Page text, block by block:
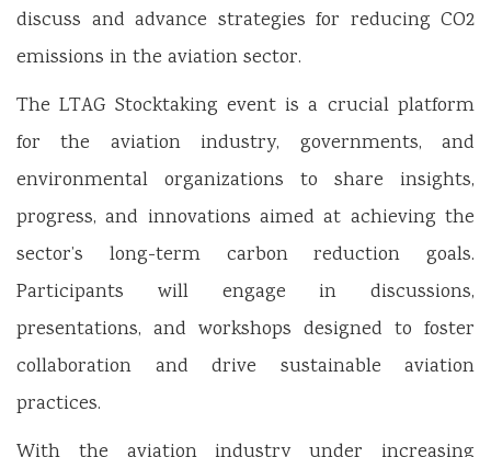
discuss and advance strategies for reducing CO2
emissions in the aviation sector.
The LTAG Stocktaking event is a crucial platform
for the aviation industry, governments, and
environmental organizations to share insights,
progress, and innovations aimed at achieving the
sector’s long-term carbon reduction goals.
Participants will engage in discussions,
presentations, and workshops designed to foster
collaboration and drive sustainable aviation
practices.